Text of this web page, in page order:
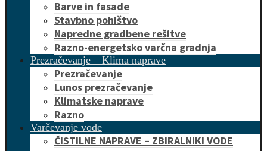
Barve in fasade
Stavbno pohištvo
Napredne gradbene rešitve
Razno-energetsko varčna gradnja
Prezračevanje – Klima naprave
Prezračevanje
Lunos prezračevanje
Klimatske naprave
Razno
Varčevanje vode
ČISTILNE NAPRAVE – ZBIRALNIKI VODE